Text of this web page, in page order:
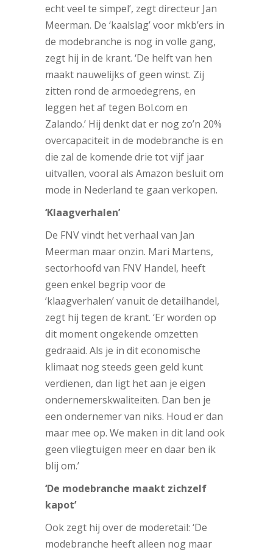
echt veel te simpel’, zegt directeur Jan
Meerman. De ‘kaalslag’ voor mkb’ers in
de modebranche is nog in volle gang,
zegt hij in de krant. ‘De helft van hen
maakt nauwelijks of geen winst. Zij
zitten rond de armoedegrens, en
leggen het af tegen Bol.com en
Zalando.’ Hij denkt dat er nog zo’n 20%
overcapaciteit in de modebranche is en
die zal de komende drie tot vijf jaar
uitvallen, vooral als Amazon besluit om
mode in Nederland te gaan verkopen.
‘Klaagverhalen’
De FNV vindt het verhaal van Jan
Meerman maar onzin. Mari Martens,
sectorhoofd van FNV Handel, heeft
geen enkel begrip voor de
‘klaagverhalen’ vanuit de detailhandel,
zegt hij tegen de krant. ‘Er worden op
dit moment ongekende omzetten
gedraaid. Als je in dit economische
klimaat nog steeds geen geld kunt
verdienen, dan ligt het aan je eigen
ondernemerskwaliteiten. Dan ben je
een ondernemer van niks. Houd er dan
maar mee op. We maken in dit land ook
geen vliegtuigen meer en daar ben ik
blij om.’
‘De modebranche maakt zichzelf
kapot’
Ook zegt hij over de moderetail: ‘De
modebranche heeft alleen nog maar